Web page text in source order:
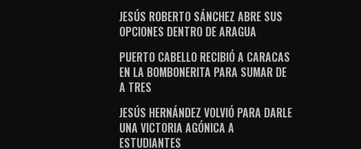
JESÚS ROBERTO SÁNCHEZ ABRE SUS
OPCIONES DENTRO DE ARAGUA
PUERTO CABELLO RECIBIÓ A CARACAS
EN LA BOMBONERITA PARA SUMAR DE
A TRES
JESÚS HERNÁNDEZ VOLVIÓ PARA DARLE
UNA VICTORIA AGÓNICA A
ESTUDIANTES